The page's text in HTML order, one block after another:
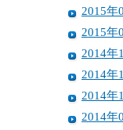
2015年
2015年
2014年
2014年
2014年
2014年